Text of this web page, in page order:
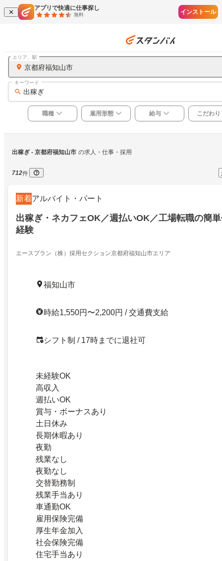
アプリで快適に仕事探し
無料 インストール
京都府福知山市
エリア、駅
出稼ぎ
キーワード
職種 雇用形態 給与 こだわり
出稼ぎ - 京都府福知山市 の求人・仕事・採用
712件
新着アルバイト・パート
出稼ぎ・ネカフェOK／週払いOK／工場転職の簡
経験
エースプラン（株）採用セクション京都府福知山市エリア
福知山市
時給1,550円〜2,200円 / 交通費支給
シフト制 / 17時までに退社可
未経験OK
高収入
週払いOK
賞与・ボーナスあり
土日休み
長期休暇あり
夜勤
残業なし
夜勤なし
交替勤務制
残業手当あり
車通勤OK
雇用保険完備
厚生年金加入
社会保険完備
住宅手当あり